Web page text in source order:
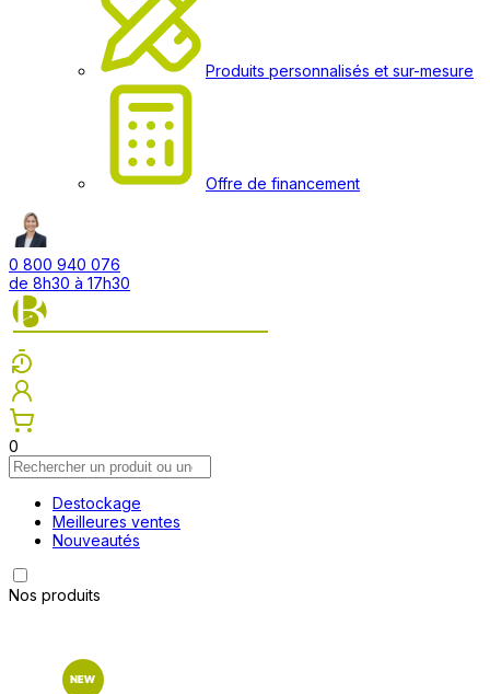
Produits personnalisés et sur-mesure
Offre de financement
0 800 940 076
de 8h30 à 17h30
0
Destockage
Meilleures ventes
Nouveautés
Nos produits